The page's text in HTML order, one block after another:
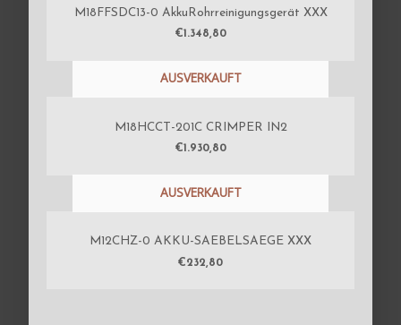
M18FFSDC13-0 AkkuRohrreinigungsgerät XXX
€1.348,80
AUSVERKAUFT
M18HCCT-201C CRIMPER IN2
€ 1.930,80
AUSVERKAUFT
M12CHZ-0 AKKU-SAEBELSAEGE XXX
€232,80